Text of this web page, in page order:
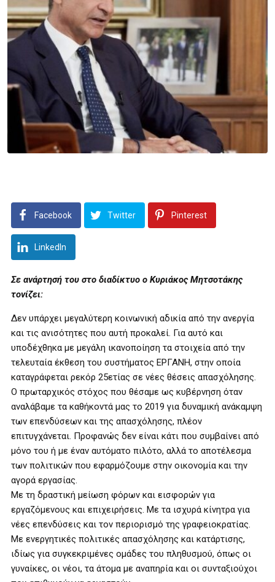
Facebook Twitter Pinterest
LinkedIn
Σε ανάρτησή του στο διαδίκτυο ο Κυριάκος Μητσοτάκης
τονίζει:
Δεν υπάρχει μεγαλύτερη κοινωνική αδικία από την ανεργία
και τις ανισότητες που αυτή προκαλεί. Για αυτό και
υποδέχθηκα με μεγάλη ικανοποίηση τα στοιχεία από την
τελευταία έκθεση του συστήματος ΕΡΓΑΝΗ, στην οποία
καταγράφεται ρεκόρ 25ετίας σε νέες θέσεις απασχόλησης.
Ο πρωταρχικός στόχος που θέσαμε ως κυβέρνηση όταν
αναλάβαμε τα καθήκοντά μας το 2019 για δυναμική ανάκαμψη
των επενδύσεων και της απασχόλησης, πλέον
επιτυγχάνεται. Προφανώς δεν είναι κάτι που συμβαίνει από
μόνο του ή με έναν αυτόματο πιλότο, αλλά το αποτέλεσμα
των πολιτικών που εφαρμόζουμε στην οικονομία και την
αγορά εργασίας.
Με τη δραστική μείωση φόρων και εισφορών για
εργαζόμενους και επιχειρήσεις. Με τα ισχυρά κίνητρα για
νέες επενδύσεις και τον περιορισμό της γραφειοκρατίας.
Με ενεργητικές πολιτικές απασχόλησης και κατάρτισης,
ιδίως για συγκεκριμένες ομάδες του πληθυσμού, όπως οι
γυναίκες, οι νέοι, τα άτομα με αναπηρία και οι συνταξιούχοι